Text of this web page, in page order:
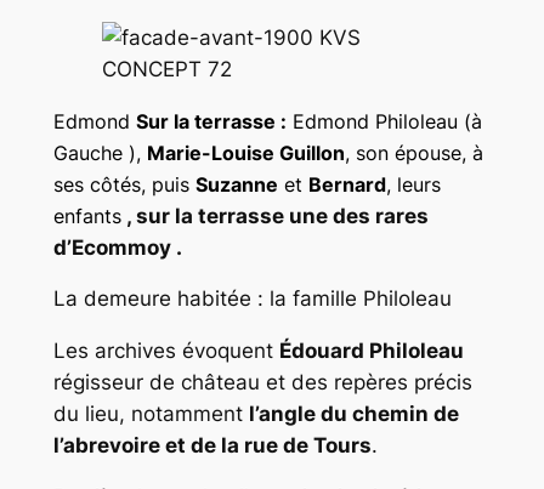
Edmond Sur la terrasse : Edmond Philoleau (à
Gauche ), Marie-Louise Guillon, son épouse, à
ses côtés, puis Suzanne et Bernard, leurs
enfants, sur la terrasse une des rares
d’Ecommoy .
La demeure habitée : la famille Philoleau
Les archives évoquent Édouard Philoleau
régisseur de château et des repères précis
du lieu, notamment l’angle du chemin de
l’abrevoire et de la rue de Tours.